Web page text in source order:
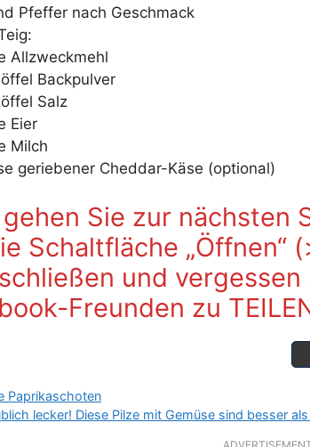
Pfeffer nach Geschmack
Allzweckmehl
Backpulver
Salz
Eier
Milch
geriebener Cheddar-Käse (optional)
Sie zur nächsten
Schaltfläche „Öffnen“
und
Freunden zu
Paprikaschoten
lecker! Diese Pilze mit Gemüse sind besser